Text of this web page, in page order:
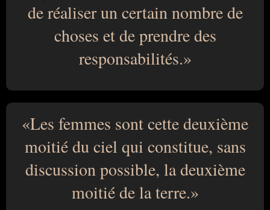
de réaliser un certain nombre de
choses et de prendre des
responsabilités.
Les femmes sont cette deuxième
moitié du ciel qui constitue, sans
discussion possible, la deuxième
moitié de la terre.